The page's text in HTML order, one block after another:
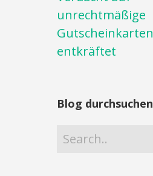
unrechtmäßige
Gutscheinkarten
entkräftet
Blog durchsuchen